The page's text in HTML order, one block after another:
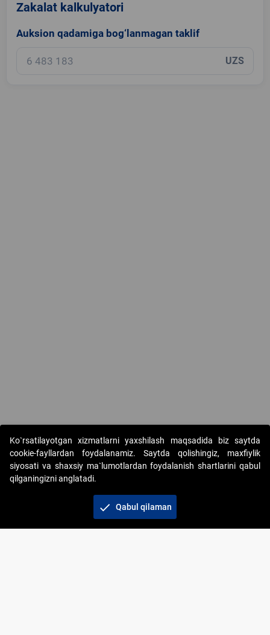
Zakalat kalkulyatori
Auksion qadamiga bog‘lanmagan taklif
UZS
Copyright © 2017-2026. "Elektron onlayn-auksionlarni
tashkil etish" AJ. Barcha huquqlar himoyalangan
Ko`rsatilayotgan xizmatlarni yaxshilash maqsadida biz saytda
cookie-fayllardan foydalanamiz. Saytda qolishingiz, maxfiylik
siyosati va shaxsiy ma`lumotlardan foydalanish shartlarini qabul
qilganingizni anglatadi.
check Qabul qilaman